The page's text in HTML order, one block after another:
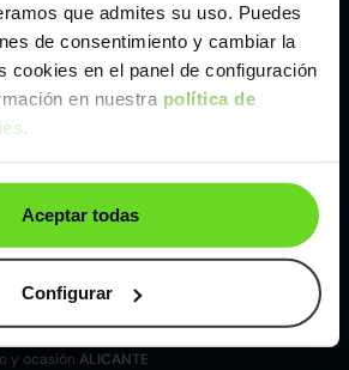
que admites su uso. Puedes
de consentimiento y cambiar la
cookies en el panel de configuración
en nuestra política de
.
Aceptar todas
Configurar
segunda mano y ocasión
y ocasión
mano y ocasión por
y ocasión
y ocasión ALICANTE